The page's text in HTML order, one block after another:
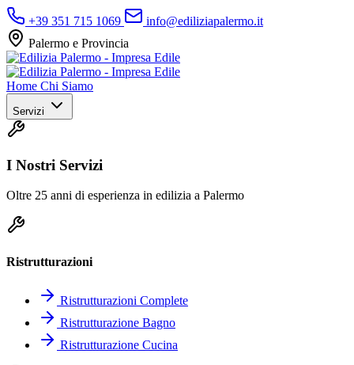
+39 351 715 1069
info@ediliziapalermo.it
Palermo e Provincia
Home Chi Siamo
Servizi
I Nostri Servizi
Oltre 25 anni di esperienza in edilizia a Palermo
Ristrutturazioni
Ristrutturazioni Complete
Ristrutturazione Bagno
Ristrutturazione Cucina